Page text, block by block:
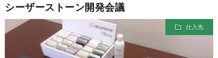
シーザーストーン開発会議
仕入先